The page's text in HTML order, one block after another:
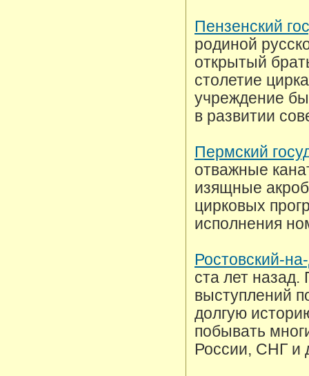
Пензенский
родиной
открытый
столетие
учреждение
в развитии
Пермский
отважные
изящные
цирковых
исполнения
Ростовский-
ста лет
выступлений
долгую
побывать
России, СНГ и